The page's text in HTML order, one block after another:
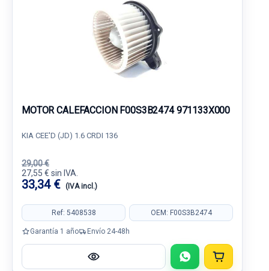
MOTOR CALEFACCION F00S3B2474 971133X000
KIA CEE'D (JD) 1.6 CRDI 136
29,00 €
27,55 € sin IVA.
33,34 € (IVA incl.)
Ref: 5408538 OEM: F00S3B2474
Garantía 1 año Envío 24-48h